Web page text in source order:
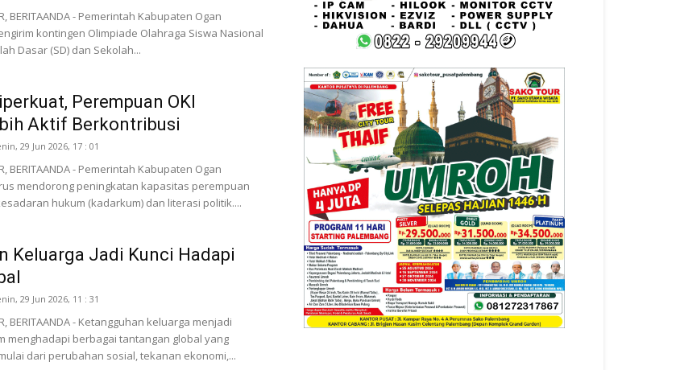
BERITAANDA - Pemerintah Kabupaten Ogan
kontingen Olimpiade Olahraga Siswa Nasional
Dasar (SD) dan Sekolah...
Perempuan OKI
Aktif Berkontribusi
29 Jun 2026, 17 : 01
BERITAANDA - Pemerintah Kabupaten Ogan
mendorong peningkatan kapasitas perempuan
hukum (kadarkum) dan literasi politik....
Keluarga Jadi Kunci Hadapi
29 Jun 2026, 11 : 31
BERITAANDA - Ketangguhan keluarga menjadi
menghadapi berbagai tantangan global yang
dari perubahan sosial, tekanan ekonomi,...